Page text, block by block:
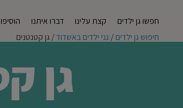
חפשו גן ילדים קצת עלינו דברו איתנו
חיפוש גן ילדים / גני ילדים באשדוד/ גן קטנטנים
גן